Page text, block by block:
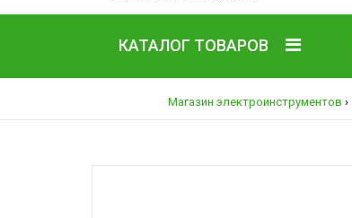
КАТАЛОГ ТОВАРОВ
Магазин электроинструментов